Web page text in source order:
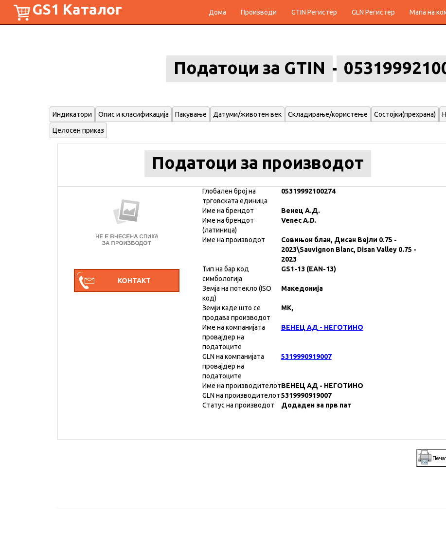
GS1 Каталог Дома Производи GTIN Регистер GLN Регистер Мапа на
Податоци за GTIN
Индикатори Опис и класификација Пакување Датуми/животен век Складирање/користење Состојки(прехрана)
Целосен приказ
Податоци за производот
Глобален број на
трговската единица
05319992100274
Име на брендот
Венец А.Д.
Име на брендот
(латиница)
Venec A.D.
Име на производот
Совињон блан, Дисан Вејли 0.75 -
2023\Sauvignon Blanc, Disan Valley 0.75 -
2023
Тип на бар код
симбологија
GS1-13 (EAN-13)
Земја на потекло (ISO
код)
Македонија
Земји каде што се
продава производот
MK,
Име на компанијата
провајдер на
податоците
ВЕНЕЦ АД - НЕГОТИНО
GLN на компанијата
провајдер на
податоците
5319990919007
Име на производителотВЕНЕЦ АД - НЕГОТИНО
GLN на производителот5319990919007
Статус на производот
Додаден за прв пат